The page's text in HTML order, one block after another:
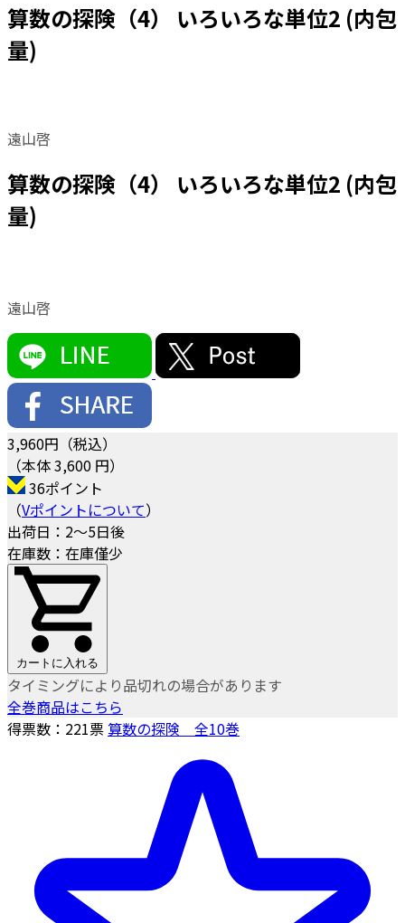
算数の探険（4） いろいろな単位2 (内包
量)
遠山啓
算数の探険（4） いろいろな単位2 (内包
量)
遠山啓
3,960円（税込）
（本体 3,600 円）
36ポイント
（Vポイントについて）
出荷日：2～5日後
在庫数：在庫僅少
カートに入れる
タイミングにより品切れの場合があります
全巻商品はこちら
得票数： 221票算数の探険 全10巻